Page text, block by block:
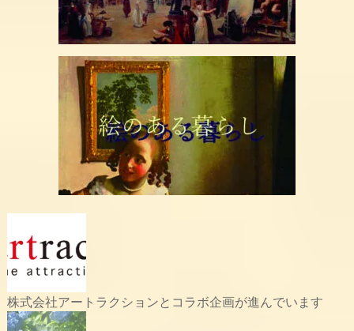
株式会社アートラクションとコラボ企画が進んでいます